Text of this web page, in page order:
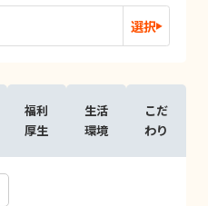
選択
福利
厚生
生活
環境
こだ
わり